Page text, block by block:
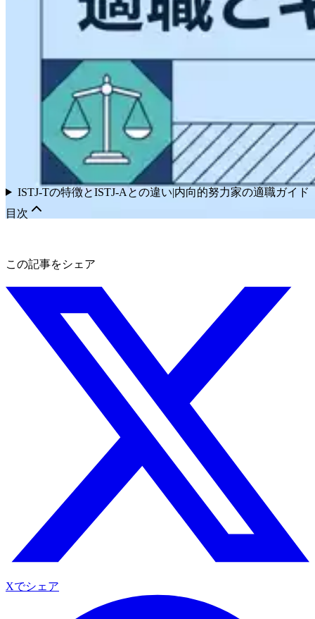
ISTJ-Tの特徴とISTJ-Aとの違い|内向的努力家の適職ガイド
目次
この記事をシェア
Xでシェア